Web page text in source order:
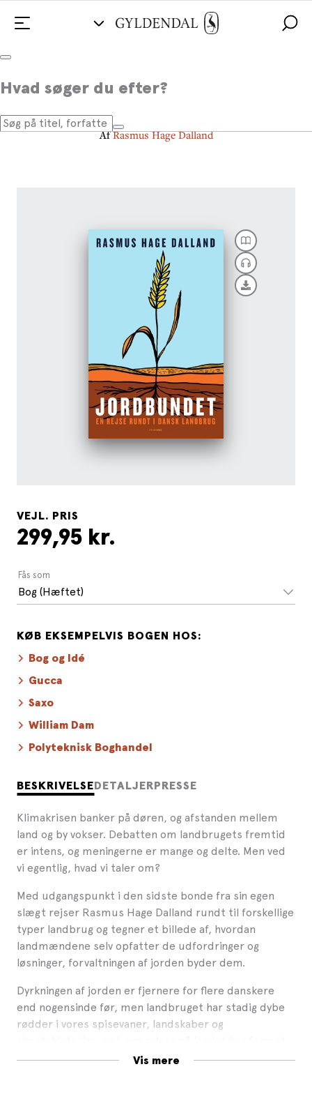
Hvad søger du efter?
Jordbundet
En rejse rundt i dansk landbrug
AfRasmus Hage Dalland
BESKRIVELSE DETALJER PRESSE
Klimakrisen banker på døren, og afstanden mellem
land og by vokser. Debatten om landbrugets fremtid
er intens, og meningerne er mange og delte. Men ved
vi egentlig, hvad vi taler om?
Med udgangspunkt i den sidste bonde fra sin egen
slægt rejser Rasmus Hage Dalland rundt til forskellige
typer landbrug og tegner et billede af, hvordan
landmændene selv opfatter de udfordringer og
løsninger, forvaltningen af jorden byder dem.
Dyrkningen af jorden er fjernere for flere danskere
end nogensinde før, men landbruget har stadig dybe
rødder i vores spisevaner, landskaber og
vores politiske system, identitet og naturforståelse.
Vis mere
VEJL. PRIS
299,95 kr.
Fås som
Bog (Hæftet)
KØB EKSEMPELVIS BOGEN HOS:
Bog og Idé
Gucca
Saxo
William Dam
Polyteknisk Boghandel